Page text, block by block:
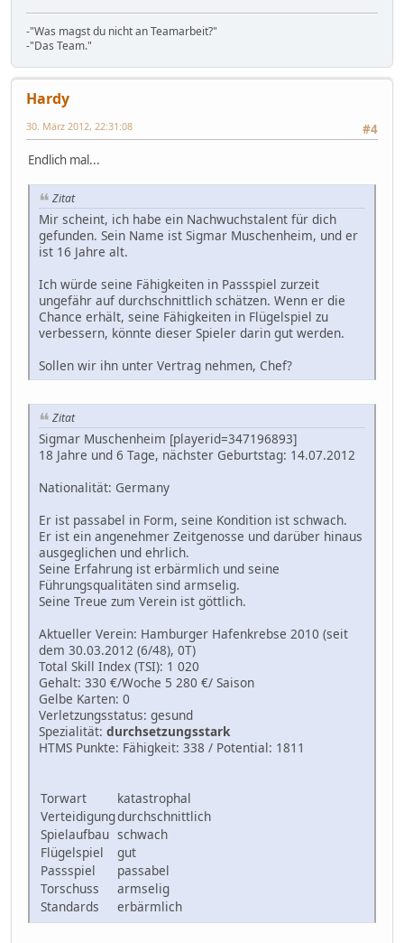
-"Was magst du nicht an Teamarbeit?"
-"Das Team."
Hardy
#4
30. März 2012, 22:31:08
Endlich mal...
Zitat
Mir scheint, ich habe ein Nachwuchstalent für dich
gefunden. Sein Name ist Sigmar Muschenheim, und er
ist 16 Jahre alt.
Ich würde seine Fähigkeiten in Passspiel zurzeit
ungefähr auf durchschnittlich schätzen. Wenn er die
Chance erhält, seine Fähigkeiten in Flügelspiel zu
verbessern, könnte dieser Spieler darin gut werden.
Sollen wir ihn unter Vertrag nehmen, Chef?
Zitat
Sigmar Muschenheim [playerid=347196893]
18 Jahre und 6 Tage, nächster Geburtstag: 14.07.2012
Nationalität: Germany
Er ist passabel in Form, seine Kondition ist schwach.
Er ist ein angenehmer Zeitgenosse und darüber hinaus
ausgeglichen und ehrlich.
Seine Erfahrung ist erbärmlich und seine
Führungsqualitäten sind armselig.
Seine Treue zum Verein ist göttlich.
Aktueller Verein: Hamburger Hafenkrebse 2010 (seit
dem 30.03.2012 (6/48), 0T)
Total Skill Index (TSI): 1 020
Gehalt: 330 €/Woche 5 280 €/ Saison
Gelbe Karten: 0
Verletzungsstatus: gesund
Spezialität: durchsetzungsstark
HTMS Punkte: Fähigkeit: 338 / Potential: 1811
Torwart
katastrophal
Verteidigungdurchschnittlich
Spielaufbau schwach
Flügelspiel
gut
Passspiel
passabel
Torschuss
armselig
Standards
erbärmlich